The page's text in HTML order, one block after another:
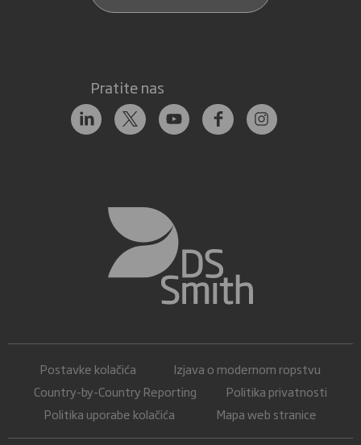
Pratite nas
Postavke kolačića
Izjava o modernom ropstvu
Country-by-Country Reporting
Politika privatnosti
Politika uporabe kolačića
Mapa web stranice